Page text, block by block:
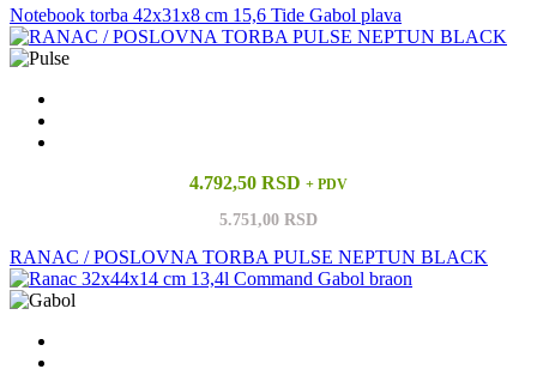
Notebook torba 42x31x8 cm 15,6 Tide Gabol plava
4.792,50 RSD + PDV
5.751,00 RSD
RANAC / POSLOVNA TORBA PULSE NEPTUN BLACK